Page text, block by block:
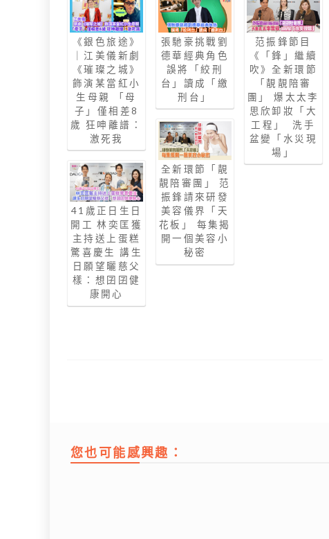
《銀色旅途》
｜江美儀新劇
《璀璨之城》
飾演某當紅小
生母親 「母
子」僅相差8
歲 狂呻離譜：
激死我
41歲正日生日
開工 林奕匡獲
主持送上蛋糕
驚喜慶生 講生
日願望曬慈父
樣：想囝囝健
康開心
張馳豪挑戰劉
德華經典角色
誤將「絞刑
台」讀成「繳
刑台」
全新環節「靚
靚陪審團」 范
振鋒請來研發
美容儀界「天
花板」 每集揭
開一個美容小
秘密
范振鋒節目
《「鋒」繼續
吹》全新環節
「靚靚陪審
團」 爆太太李
思欣卸妝「大
工程」 洗手
盆變「水災現
場」
您也可能感興趣：